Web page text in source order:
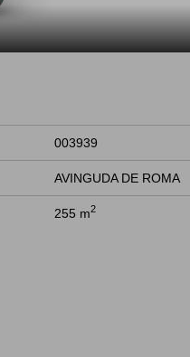
003939
AVINGUDA DE ROMA
255 m2